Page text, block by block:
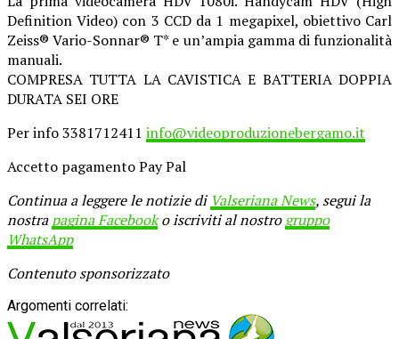
Definition Video) con 3 CCD da 1 megapixel, obiettivo Carl
Zeiss® Vario-Sonnar® T* e un’ampia gamma di funzionalità
manuali.
COMPRESA TUTTA LA CAVISTICA E BATTERIA DOPPIA
DURATA SEI ORE
Per info 3381712411 info@videoproduzionebergamo.it
Accetto pagamento Pay Pal
Continua a leggere le notizie di Valseriana News, segui la
nostrapagina Facebooko iscriviti al nostrogruppo
WhatsApp
Contenuto sponsorizzato
Argomenti correlati: